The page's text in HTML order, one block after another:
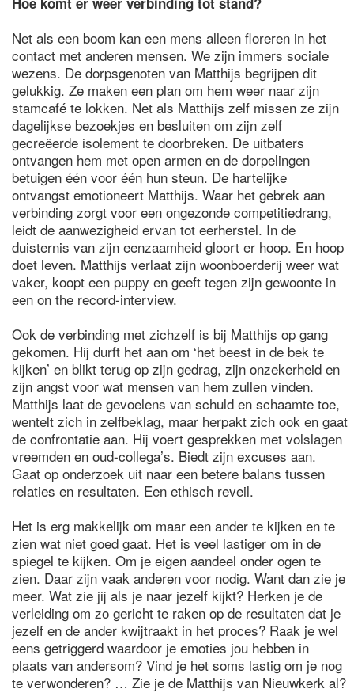
Net als een boom kan een mens alleen floreren in het
contact met anderen mensen. We zijn immers sociale
wezens. De dorpsgenoten van Matthijs begrijpen dit
gelukkig. Ze maken een plan om hem weer naar zijn
stamcafé te lokken. Net als Matthijs zelf missen ze zijn
dagelijkse bezoekjes en besluiten om zijn zelf
gecreëerde isolement te doorbreken. De uitbaters
ontvangen hem met open armen en de dorpelingen
betuigen één voor één hun steun. De hartelijke
ontvangst emotioneert Matthijs. Waar het gebrek aan
verbinding zorgt voor een ongezonde competitiedrang,
leidt de aanwezigheid ervan tot eerherstel. In de
duisternis van zijn eenzaamheid gloort er hoop. En hoop
doet leven. Matthijs verlaat zijn woonboerderij weer wat
vaker, koopt een puppy en geeft tegen zijn gewoonte in
een on the record-interview.
Ook de verbinding met zichzelf is bij Matthijs op gang
gekomen. Hij durft het aan om ‘het beest in de bek te
kijken’ en blikt terug op zijn gedrag, zijn onzekerheid en
zijn angst voor wat mensen van hem zullen vinden.
Matthijs laat de gevoelens van schuld en schaamte toe,
wentelt zich in zelfbeklag, maar herpakt zich ook en gaat
de confrontatie aan. Hij voert gesprekken met volslagen
vreemden en oud-collega’s. Biedt zijn excuses aan.
Gaat op onderzoek uit naar een betere balans tussen
relaties en resultaten. Een ethisch reveil.
Het is erg makkelijk om maar een ander te kijken en te
zien wat niet goed gaat. Het is veel lastiger om in de
spiegel te kijken. Om je eigen aandeel onder ogen te
zien. Daar zijn vaak anderen voor nodig. Want dan zie je
meer. Wat zie jij als je naar jezelf kijkt? Herken je de
verleiding om zo gericht te raken op de resultaten dat je
jezelf en de ander kwijtraakt in het proces? Raak je wel
eens getriggerd waardoor je emoties jou hebben in
plaats van andersom? Vind je het soms lastig om je nog
te verwonderen? … Zie je de Matthijs van Nieuwkerk al?